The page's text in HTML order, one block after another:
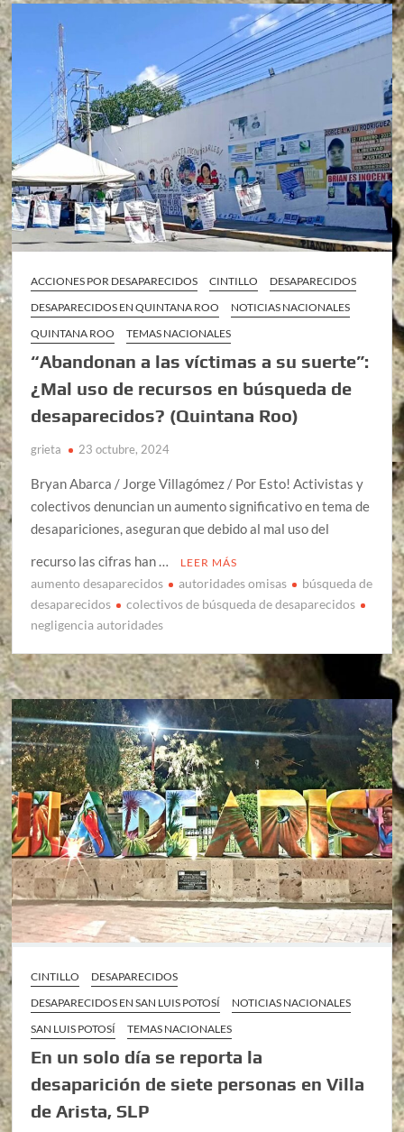
ACCIONES POR DESAPARECIDOS CINTILLO
DESAPARECIDOS
DESAPARECIDOS EN QUINTANA ROO
NOTICIAS NACIONALES
QUINTANA ROO
TEMAS NACIONALES
“Abandonan a las víctimas a su suerte”:
¿Mal uso de recursos en búsqueda de
desaparecidos? (Quintana Roo)
grieta 23 octubre, 2024
Bryan Abarca / Jorge Villagómez / Por Esto! Activistas y
colectivos denuncian un aumento significativo en tema de
desapariciones, aseguran que debido al mal uso del
recurso las cifras han …
LEER MÁS
aumento desaparecidos autoridades omisas
búsqueda de
desaparecidos
colectivos de búsqueda de desaparecidos
negligencia autoridades
CINTILLO
DESAPARECIDOS
DESAPARECIDOS EN SAN LUIS POTOSÍ
NOTICIAS NACIONALES
SAN LUIS POTOSÍ
TEMAS NACIONALES
En un solo día se reporta la
desaparición de siete personas en Villa
de Arista, SLP